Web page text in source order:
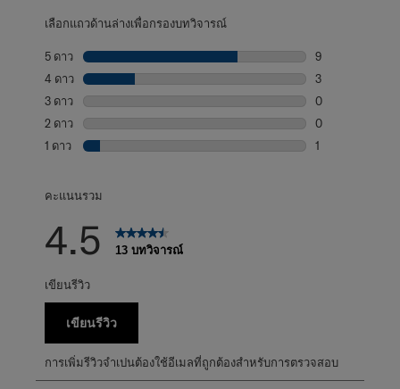
เลือกแถวด้านล่างเพื่อกรองบทวิจารณ์
5 ดาว ดาว
9
บทวิจารณ์9 บทที่
4 ดาว ดาว
3
บทวิจารณ์3 บท
3 ดาว ดาว
0
บทวิจารณ์0 บท
2 ดาว ดาว
0
บทวิจารณ์0 บท
1 ดาว ดาว
1
คะแนนรวม
4.5 13 บทวิจารณ์
เขียนรีวิว
เขียนรีวิว
การเพิ่มรีวิวจำเปนต้องใช้อีเมลที่ถูกต้องสำหรับการตรวจสอบ